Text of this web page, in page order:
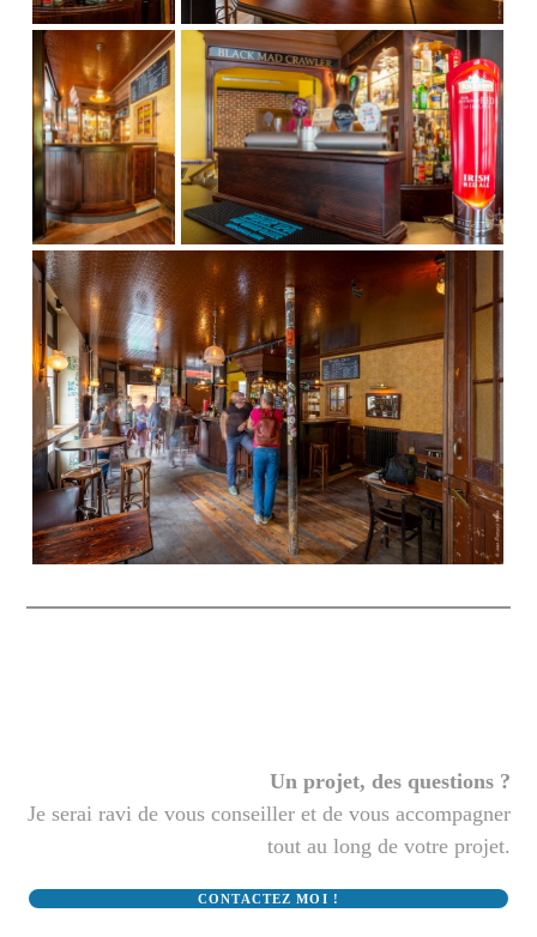
Un projet, des questions ?
Je serai ravi de vous conseiller et de vous accompagner
tout au long de votre projet.
CONTACTEZ MOI !